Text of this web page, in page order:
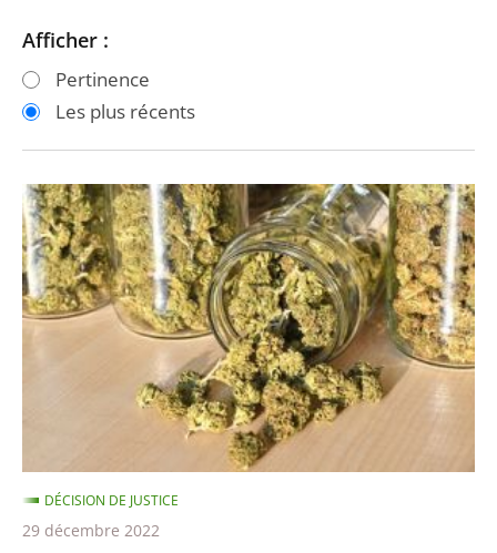
Passer
les
filtres
après
Passer
les
filtres
avant
Afficher :
Pertinence
Les plus récents
CBD
:
Annulation
de
l’arrêté
fleurs
et
feuilles
DÉCISION DE JUSTICE
29 décembre 2022